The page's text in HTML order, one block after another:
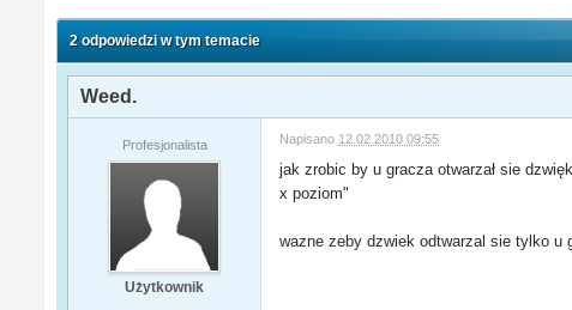
2 odpowiedzi w tym temacie
Weed.
Profesjonalista
Użytkownik
Napisano 12.02.2010 09:55
jak zrobic by u gracza otwarzał sie
x poziom"
wazne zeby dzwiek odtwarzal sie tylko u